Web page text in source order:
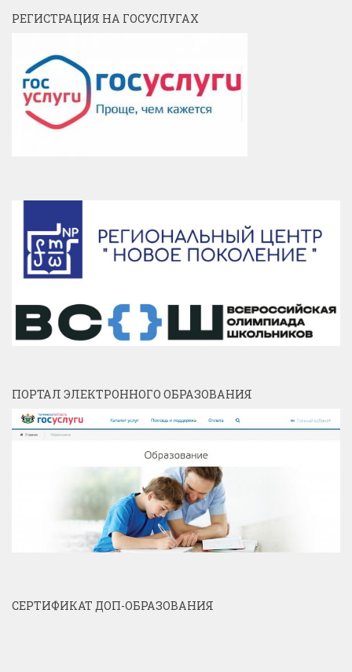
РЕГИСТРАЦИЯ НА ГОСУСЛУГАХ
ПОРТАЛ ЭЛЕКТРОННОГО ОБРАЗОВАНИЯ
СЕРТИФИКАТ ДОП-ОБРАЗОВАНИЯ